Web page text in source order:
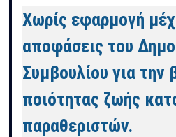
Χωρίς εφαρμογή
αποφάσεις του
Συμβουλίου για την
ποιότητας ζωής
παραθεριστών.